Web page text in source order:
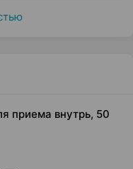
приема внутрь, 50